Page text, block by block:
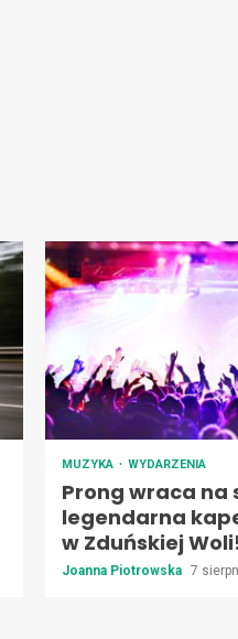
MUZYKA WYDARZENIA
Prong wraca na
legendarna
w Zduńskiej
Joanna Piotrowska 7